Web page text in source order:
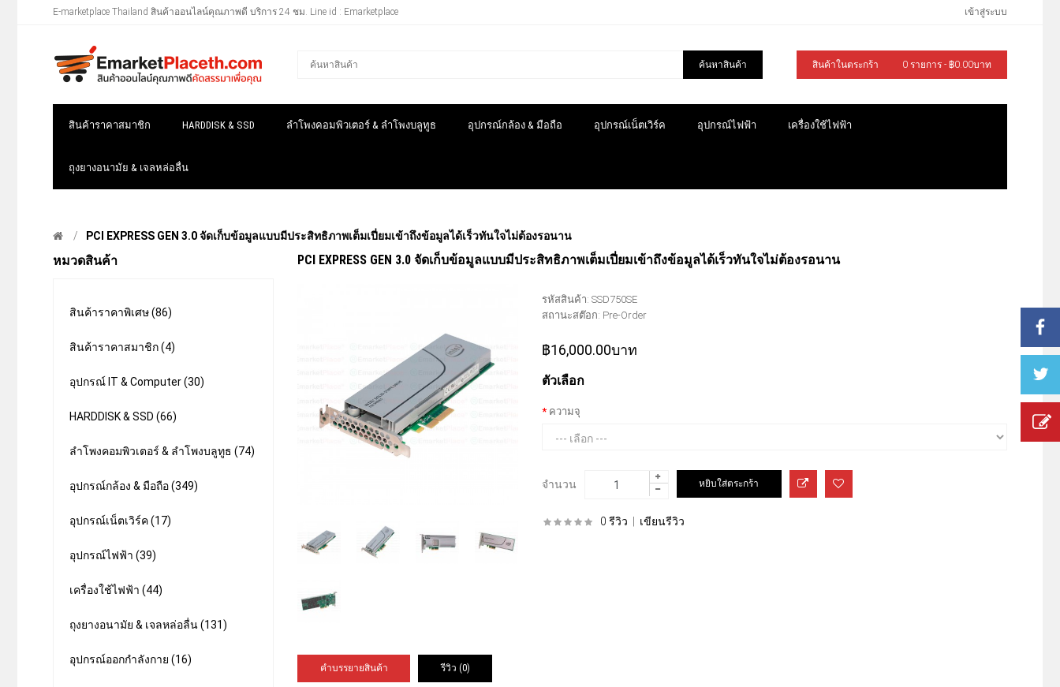
E-marketplace Thailand สินค้าออนไลน์คุณภาพดี บริการ 24 ชม. Line id : Emarketplace เข้าสู่ระบบ
ค้นหาสินค้า สินค้าในตระกร้า 0 รายการ - ฿0.00บาท
สินค้าราคาสมาชิก HARDDISK & SSD ลำโพงคอมพิวเตอร์ & ลำโพงบลูทูธ อุปกรณ์กล้อง & มือถือ อุปกรณ์เน็ตเวิร์ค อุปกรณ์ไฟฟ้า เครื่องใช้ไฟฟ้า
ถุงยางอนามัย & เจลหล่อลื่น
PCI EXPRESS GEN 3.0 จัดเก็บข้อมูลแบบมีประสิทธิภาพเต็มเปี่ยมเข้าถึงข้อมูลได้เร็วทันใจไม่ต้องรอนาน
หมวดสินค้า
สินค้าราคาพิเศษ (86)
สินค้าราคาสมาชิก (4)
อุปกรณ์ IT & Computer (30)
HARDDISK & SSD (66)
ลำโพงคอมพิวเตอร์ & ลำโพงบลูทูธ (74)
อุปกรณ์กล้อง & มือถือ (349)
อุปกรณ์เน็ตเวิร์ค (17)
อุปกรณ์ไฟฟ้า (39)
เครื่องใช้ไฟฟ้า (44)
ถุงยางอนามัย & เจลหล่อลื่น (131)
อุปกรณ์ออกกำลังกาย (16)
PCI EXPRESS GEN 3.0 จัดเก็บข้อมูลแบบมีประสิทธิภาพเต็มเปี่ยมเข้าถึงข้อมูลได้เร็วทันใจไม่ต้องรอนาน
รหัสสินค้า: SSD750SE
สถานะสต๊อก: Pre-Order
฿16,000.00บาท
ตัวเลือก
ความจุ
จำนวน
0 รีวิว เขียนรีวิว
คำบรรยายสินค้า รีวิว (0)